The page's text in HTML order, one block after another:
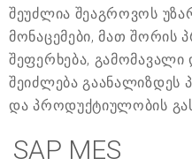
შეუძლია შეაგროვოს
მონაცემები, მათ შორის
შეფერხება,
შეიძლება გაანალიზდეს
და პროდუქტიულობის
SAP MES